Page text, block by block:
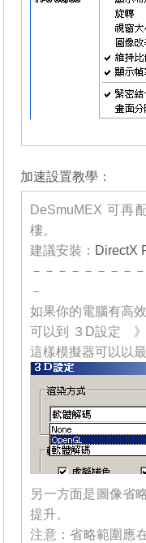
加速設置教學：
DeSmuMEX 可再
樓。
建議安裝： DirectX
－－－－－－－－
－
如果你的電腦有高
可以到 ３D設定
這樣模擬器可以以
另一方面是圖像省
提升。
注意：省略範圍應